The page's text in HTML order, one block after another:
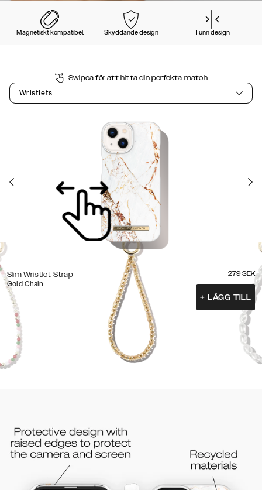
Magnetiskt kompatibel Skyddande design Tunn design
Swipea för att hitta din perfekta match
Wristlets
Slim Wristlet Strap
Gold Chain
279 SEK
+ LÄGG TILL